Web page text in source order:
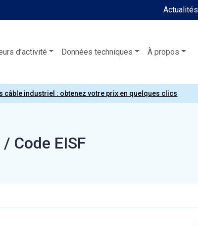
Actualités
d’activité Données techniques À propos
câble industriel : obtenez votre prix en quelques clics
/ Code EISF